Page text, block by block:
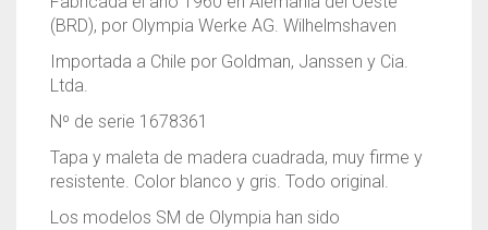
(BRD), por Olympia Werke AG. Wilhelmshaven
Importada a Chile por Goldman, Janssen y Cia.
Ltda.
Nº de serie 1678361
Tapa y maleta de madera cuadrada, muy firme y
resistente. Color blanco y gris. Todo original.
Los modelos SM de Olympia han sido